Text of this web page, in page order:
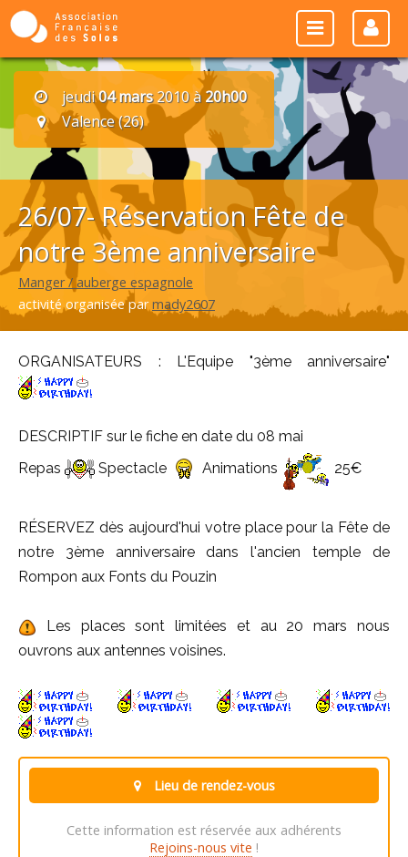
jeudi04 mars2010 à20h00
Valence (26)
26/07- Réservation Fête de
notre 3ème anniversaire
Manger / auberge espagnole
activité organisée parmady2607
ORGANISATEURS : L'Equipe "3ème anniversaire"
DESCRIPTIF sur le fiche en date du 08 mai
Repas
Spectacle Animations 25€
RÉSERVEZ dès aujourd'hui votre place pour la Fête de
notre 3ème anniversaire dans l'ancien temple de
Rompon aux Fonts du Pouzin
Les places sont limitées et au 20 mars nous
ouvrons aux antennes voisines.
Lieu de rendez-vous
Cette information est réservée aux adhérents
Rejoins-nous vite !